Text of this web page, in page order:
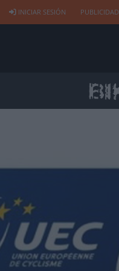
INICIAR SESIÓN PUBLICIDAD